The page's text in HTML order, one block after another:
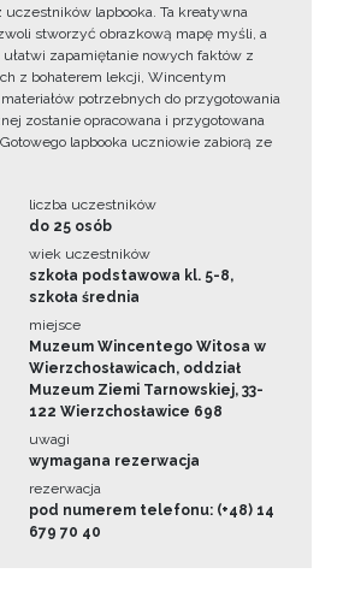
lapbooka. Ta kreatywna
stworzyć obrazkową mapę myśli, a
zapamiętanie nowych faktów z
z bohaterem lekcji, Wincentym
potrzebnych do przygotowania
zostanie opracowana i przygotowana
lapbooka uczniowie zabiorą ze
liczba uczestników
do 25 osób
wiek uczestników
szkoła podstawowa kl. 5-8,
szkoła średnia
miejsce
Muzeum Wincentego Witosa w
Wierzchosławicach, oddział
Muzeum Ziemi Tarnowskiej, 33-
122 Wierzchosławice 698
uwagi
wymagana rezerwacja
rezerwacja
pod numerem telefonu: (+48) 14
679 70 40